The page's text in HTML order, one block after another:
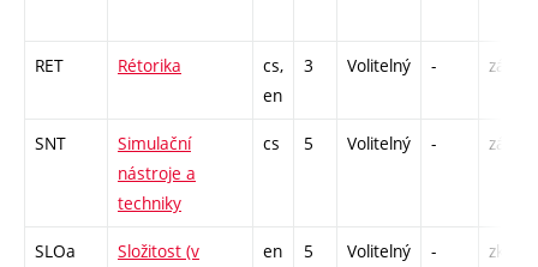
RET Rétorika
cs,
en
3 Volitelný - zá
SNT
Simulační
nástroje a
techniky
cs 5 Volitelný - zá,zk
SLOa
Složitost (v
en 5 Volitelný - zk